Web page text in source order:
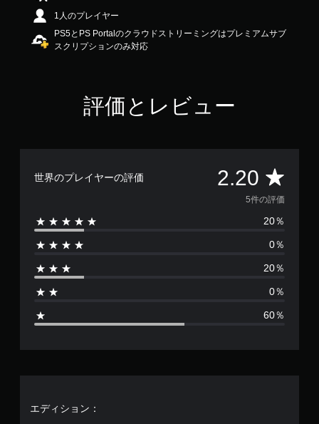
で
1人のプレイヤー
PS5とPS Portalのクラウドストリーミングはプレミアムサブ
スクリプションのみ対応
評価とレビュー
世界のプレイヤーの評価 2.20 評
価
数
は
、
5件の評価
20％
0％
20％
0％
60％
エディション：